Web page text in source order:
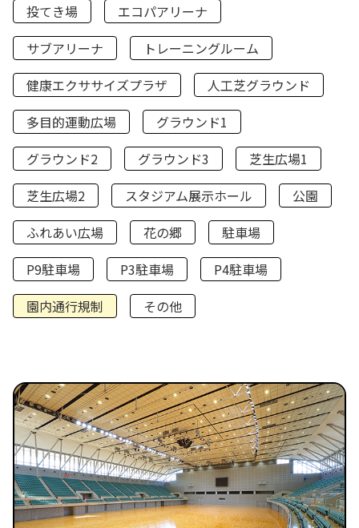
投てき場
エコパアリーナ
サブアリーナ
トレーニングルーム
健康エクササイズプラザ
人工芝グラウンド
多目的運動広場
グラウンド1
グラウンド2
グラウンド3
芝生広場1
芝生広場2
スタジアム展示ホール
公園
ふれあい広場
花の郷
駐車場
P9駐車場
P3駐車場
P4駐車場
園内通行規制
その他